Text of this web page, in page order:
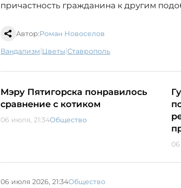
причастность гражданина к другим
Автор:Роман Новоселов
вандализм| цветы| Ставрополь
Мэру Пятигорска понравилось
сравнение с котиком
06 июля, 21:34Общество
06 июля 2026, 21:34Общество